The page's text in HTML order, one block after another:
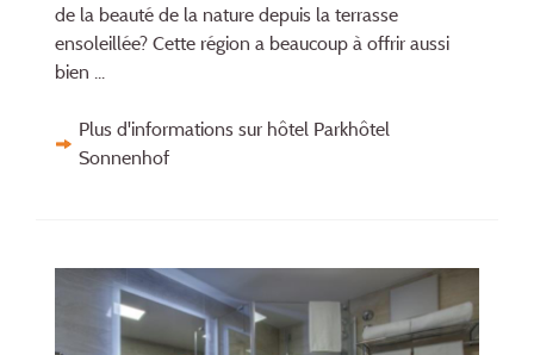
de la beauté de la nature depuis la terrasse
ensoleillée? Cette région a beaucoup à offrir aussi
bien ...
Plus d'informations sur hôtel Parkhôtel
Sonnenhof